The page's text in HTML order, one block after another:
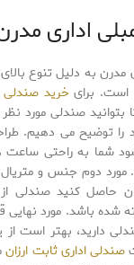
اداری
به دلیل تنوع
است. برایخرید صندلی
بتوانید صندلی مورد
را توضیح می دهیم.
شما به راحتی ساعت
دوم جنس و
حاصل کنید صندلی
شده باشد. مورد
دارید، بهتر است
صندلی اداری ثابت ارزان